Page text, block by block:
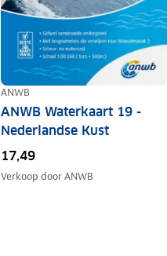
ANWB
ANWB Waterkaart 19 -
Nederlandse Kust
17,49
Verkoop doorANWB